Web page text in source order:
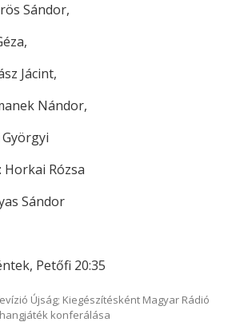
Sándor,
Jácint,
Nándor,
Rózsa
Sándor
Petőfi 20:35
Újság; Kiegészítésként Magyar Rádió
konferálása